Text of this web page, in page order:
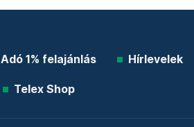
Adó 1% felajánlás Hírlevelek
Telex Shop